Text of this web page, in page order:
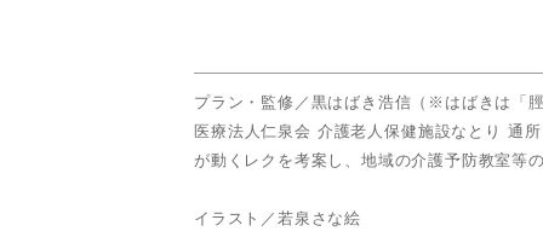
プラン・監修／黒はばき浩信（※はばきは「
医療法人仁泉会 介護老人保健施設なとり 通
が動くレクを考案し、地域の介護予防教室等
イラスト／若泉さな絵